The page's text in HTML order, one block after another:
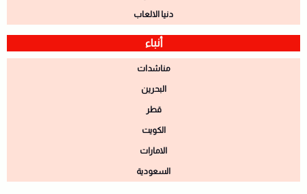
دنيا الالعاب
أنباء
مناشدات
البحرين
قطر
الكويت
الامارات
السعودية